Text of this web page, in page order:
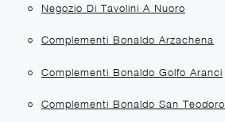
Negozio Di Tavolini A Nuoro
Complementi Bonaldo Arzachena
Complementi Bonaldo Golfo Aranci
Complementi Bonaldo San Teodoro